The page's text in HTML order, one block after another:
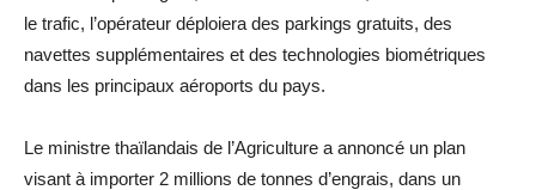
le trafic, l’opérateur déploiera des parkings gratuits, des
navettes supplémentaires et des technologies biométriques
dans les principaux aéroports du pays.
Le ministre thaïlandais de l’Agriculture a annoncé un plan
visant à importer 2 millions de tonnes d’engrais, dans un